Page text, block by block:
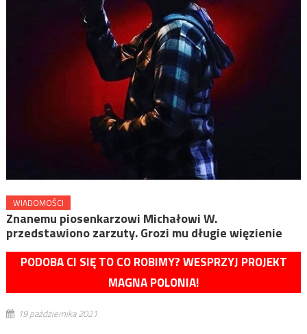
WIADOMOŚCI
Znanemu piosenkarzowi Michałowi W.
przedstawiono zarzuty. Grozi mu długie więzienie
PODOBA CI SIĘ TO CO ROBIMY? WESPRZYJ PROJEKT
MAGNA POLONIA!
19 października 2021